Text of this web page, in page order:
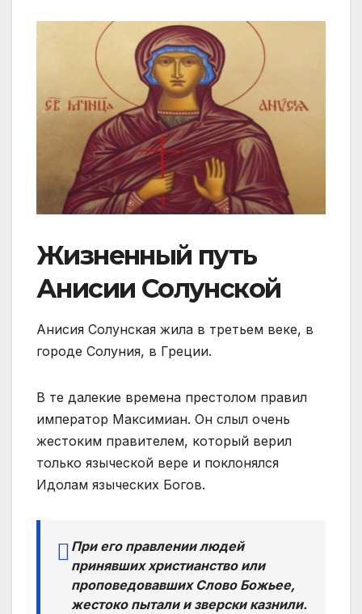
Жизненный путь
Анисии Солунской
Анисия Солунская жила в третьем веке, в
городе Солуния, в Греции.
В те далекие времена престолом правил
император Максимиан. Он слыл очень
жестоким правителем, который верил
только языческой вере и поклонялся
Идолам языческих Богов.
При его правлении людей
принявших христианство или
проповедовавших Слово Божьее,
жестоко пытали и зверски казнили.